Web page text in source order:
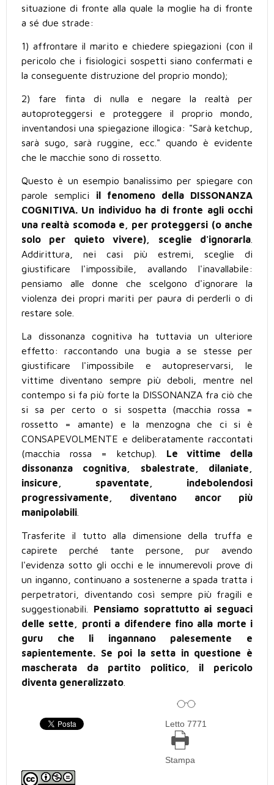
situazione di fronte alla quale la moglie ha di fronte
a sé due strade:
1) affrontare il marito e chiedere spiegazioni (con il
pericolo che i fisiologici sospetti siano confermati e
la conseguente distruzione del proprio mondo);
2) fare finta di nulla e negare la realtà per
autoproteggersi e proteggere il proprio mondo,
inventandosi una spiegazione illogica: "Sarà ketchup,
sarà sugo, sarà ruggine, ecc." quando è evidente
che le macchie sono di rossetto.
Questo è un esempio banalissimo per spiegare con
parole semplici il fenomeno della DISSONANZA
COGNITIVA. Un individuo ha di fronte agli occhi
una realtà scomoda e, per proteggersi (o anche
solo per quieto vivere), sceglie d'ignorarla
Addirittura, nei casi più estremi, sceglie di
giustificare l'impossibile, avallando l'inavallabile:
pensiamo alle donne che scelgono d'ignorare la
violenza dei propri mariti per paura di perderli o di
restare sole.
La dissonanza cognitiva ha tuttavia un ulteriore
effetto: raccontando una bugia a se stesse per
giustificare l'impossibile e autopreservarsi, le
vittime diventano sempre più deboli, mentre nel
contempo si fa più forte la DISSONANZA fra ciò che
si sa per certo o si sospetta (macchia rossa =
rossetto = amante) e la menzogna che ci si è
CONSAPEVOLMENTE e deliberatamente raccontati
(macchia rossa = ketchup). Le vittime della
dissonanza cognitiva, sbalestrate, dilaniate,
insicure, spaventate, indebolendosi
progressivamente, diventano ancor più
manipolabili
Trasferite il tutto alla dimensione della truffa e
capirete perché tante persone, pur avendo
l'evidenza sotto gli occhi e le innumerevoli prove di
un inganno, continuano a sostenerne a spada tratta i
perpetratori, diventando così sempre più fragili e
suggestionabili. Pensiamo soprattutto ai seguaci
delle sette, pronti a difendere fino alla morte i
guru che li ingannano palesemente e
sapientemente. Se poi la setta in questione è
mascherata da partito politico, il pericolo
diventa generalizzato
Letto 7771
Stampa